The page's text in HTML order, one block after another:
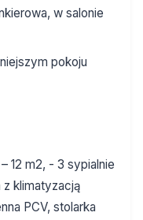
w salonie
pokoju
12 m2, - 3 sypialnie
z klimatyzacją
PCV, stolarka